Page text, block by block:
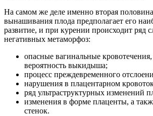
На самом же деле именно вторая
вынашивания плода предполагает его
развитие, и при курении происходит ряд
негативных метаморфоз:
опасные вагинальные
вероятность выкидыша;
процесс преждевременного
нарушения в плацентарном
ряд ультраструктурных изменений
изменения в форме плаценты, а
стенок.